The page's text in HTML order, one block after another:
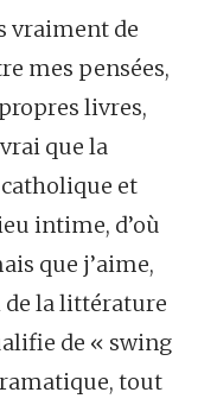
vraiment de
mes pensées,
livres,
que la
et
intime, d’où
que j’aime,
la littérature
de « swing
tout